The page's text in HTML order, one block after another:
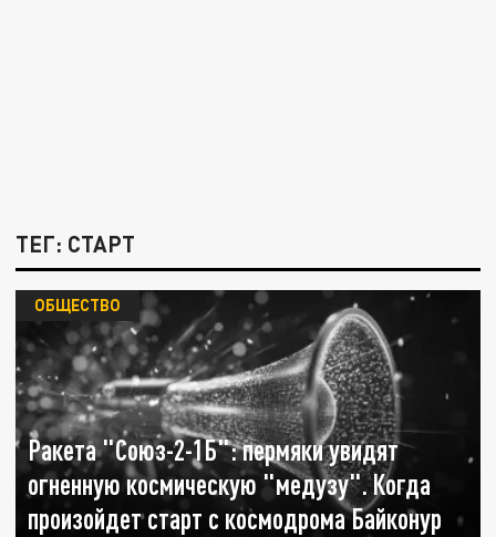
ТЕГ: СТАРТ
Ракета "Союз-2-1Б": пермяки увидят
огненную космическую "медузу". Когда
произойдет старт с космодрома Байконур
ОБЩЕСТВО